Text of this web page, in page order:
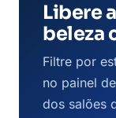
Libere
beleza
Filtre por
no painel
dos salões